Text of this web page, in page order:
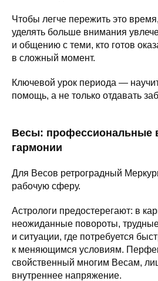
Чтобы легче пережить это
уделять больше внимания
и общению с теми, кто готов
в сложный момент.
Ключевой урок периода —
помощь, а не только отдавать
Весы: профессиональные
гармонии
Для Весов ретроградный
рабочую сферу.
Астрологи предостерегают: в
неожиданные повороты,
и ситуации, где потребуется
к меняющимся условиям.
свойственный многим Весам,
внутреннее напряжение.